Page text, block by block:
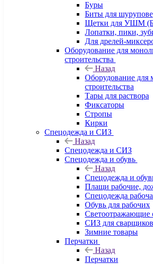
Буры
Биты для
Щетки для УШМ
Лопатки, пики,
Для дрелей-
Оборудование для
строительства
Назад
Оборудование для
строительства
Тары для раствора
Фиксаторы
Стропы
Кирки
Спецодежда и СИЗ
Назад
Спецодежда и СИЗ
Спецодежда и обувь
Назад
Спецодежда и
Плащи рабочие,
Спецодежда
Обувь для рабочих
Светоотражающие
СИЗ для сварщиков
Зимние товары
Перчатки
Назад
Перчатки